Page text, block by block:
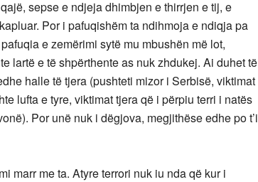
sepse e ndjeja dhimbjen e thirrjen e tij, e
Por i pafuqishëm ta ndihmoja e ndiqja pa
e zemërimi sytë mu mbushën më lot,
lartë e të shpërthente as nuk zhdukej. Ai duhet të
halle të tjera (pushteti mizor i Serbisë, viktimat
lufta e tyre, viktimat tjera që i përpiu terri i natës
Por unë nuk i dëgjova, megjithëse edhe po t’i
marr me ta. Atyre terrori nuk iu nda që kur i